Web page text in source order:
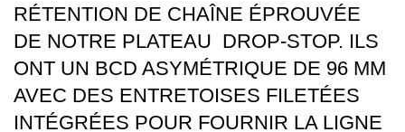
RÉTENTION DE CHAÎNE ÉPROUVÉE
DE NOTRE PLATEAU DROP-STOP. ILS
ONT UN BCD ASYMÉTRIQUE DE 96 MM
AVEC DES ENTRETOISES FILETÉES
INTÉGRÉES POUR FOURNIR LA LIGNE